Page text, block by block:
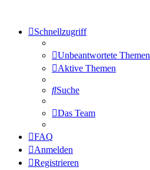
Schnellzugriff
Unbeantwortete Themen
Aktive Themen
Suche
Das Team
FAQ
Anmelden
Registrieren